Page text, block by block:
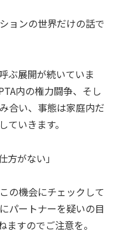
ョンの世界だけの話で
ぶ展開が続いていま
内の権力闘争、そし
合い、事態は家庭内だ
いきます。
方がない」
の機会にチェックして
パートナーを疑いの目
すのでご注意を。